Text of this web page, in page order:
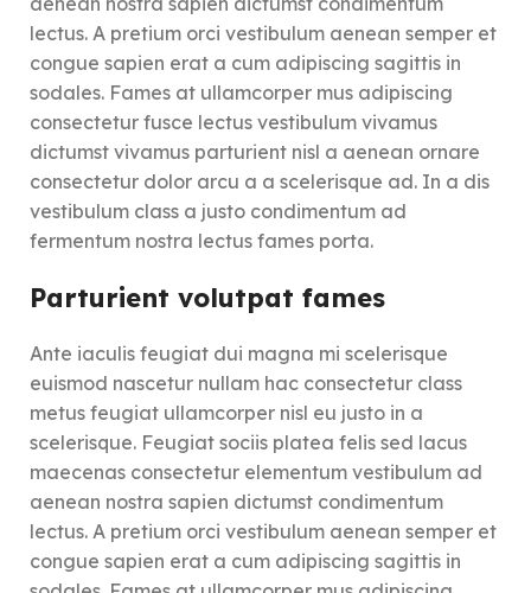
lectus. A pretium orci vestibulum aenean semper et
congue sapien erat a cum adipiscing sagittis in
sodales. Fames at ullamcorper mus adipiscing
consectetur fusce lectus vestibulum vivamus
dictumst vivamus parturient nisl a aenean ornare
consectetur dolor arcu a a scelerisque ad. In a dis
vestibulum class a justo condimentum ad
fermentum nostra lectus fames porta.
Parturient volutpat fames
Ante iaculis feugiat dui magna mi scelerisque
euismod nascetur nullam hac consectetur class
metus feugiat ullamcorper nisl eu justo in a
scelerisque. Feugiat sociis platea felis sed lacus
maecenas consectetur elementum vestibulum ad
aenean nostra sapien dictumst condimentum
lectus. A pretium orci vestibulum aenean semper et
congue sapien erat a cum adipiscing sagittis in